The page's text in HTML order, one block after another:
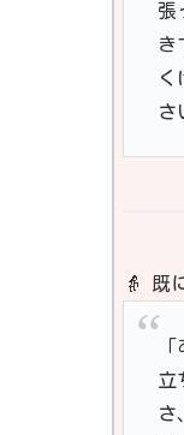
張
き
く
さ
👵 既
立
さ